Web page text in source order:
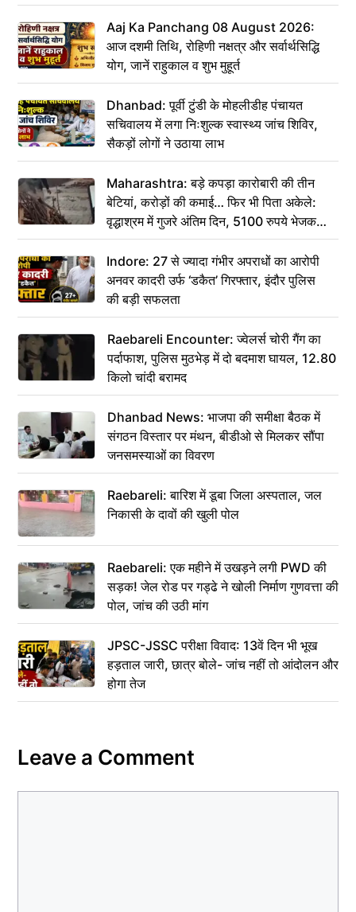
Aaj Ka Panchang 08 August 2026:
आज दशमी तिथि, रोहिणी नक्षत्र और सर्वार्थसिद्धि
योग, जानें राहुकाल व शुभ मुहूर्त
Dhanbad: पूर्वी टुंडी के मोहलीडीह पंचायत
सचिवालय में लगा निःशुल्क स्वास्थ्य जांच शिविर,
सैकड़ों लोगों ने उठाया लाभ
Maharashtra: बड़े कपड़ा कारोबारी की तीन
बेटियां, करोड़ों की कमाई… फिर भी पिता अकेले:
वृद्धाश्रम में गुजरे अंतिम दिन, 5100 रुपये भेजकर
कहा– अंतिम संस्कार कर दीजिए हम नहीं आ पाएंगे
Indore: 27 से ज्यादा गंभीर अपराधों का आरोपी
अनवर कादरी उर्फ ‘डकैत’ गिरफ्तार, इंदौर पुलिस
की बड़ी सफलता
Raebareli Encounter: ज्वेलर्स चोरी गैंग का
पर्दाफाश, पुलिस मुठभेड़ में दो बदमाश घायल, 12.80
किलो चांदी बरामद
Dhanbad News: भाजपा की समीक्षा बैठक में
संगठन विस्तार पर मंथन, बीडीओ से मिलकर सौंपा
जनसमस्याओं का विवरण
Raebareli: बारिश में डूबा जिला अस्पताल, जल
निकासी के दावों की खुली पोल
Raebareli: एक महीने में उखड़ने लगी PWD की
सड़क! जेल रोड पर गड्ढे ने खोली निर्माण गुणवत्ता की
पोल, जांच की उठी मांग
JPSC-JSSC परीक्षा विवाद: 13वें दिन भी भूख
हड़ताल जारी, छात्र बोले- जांच नहीं तो आंदोलन और
होगा तेज
Leave a Comment